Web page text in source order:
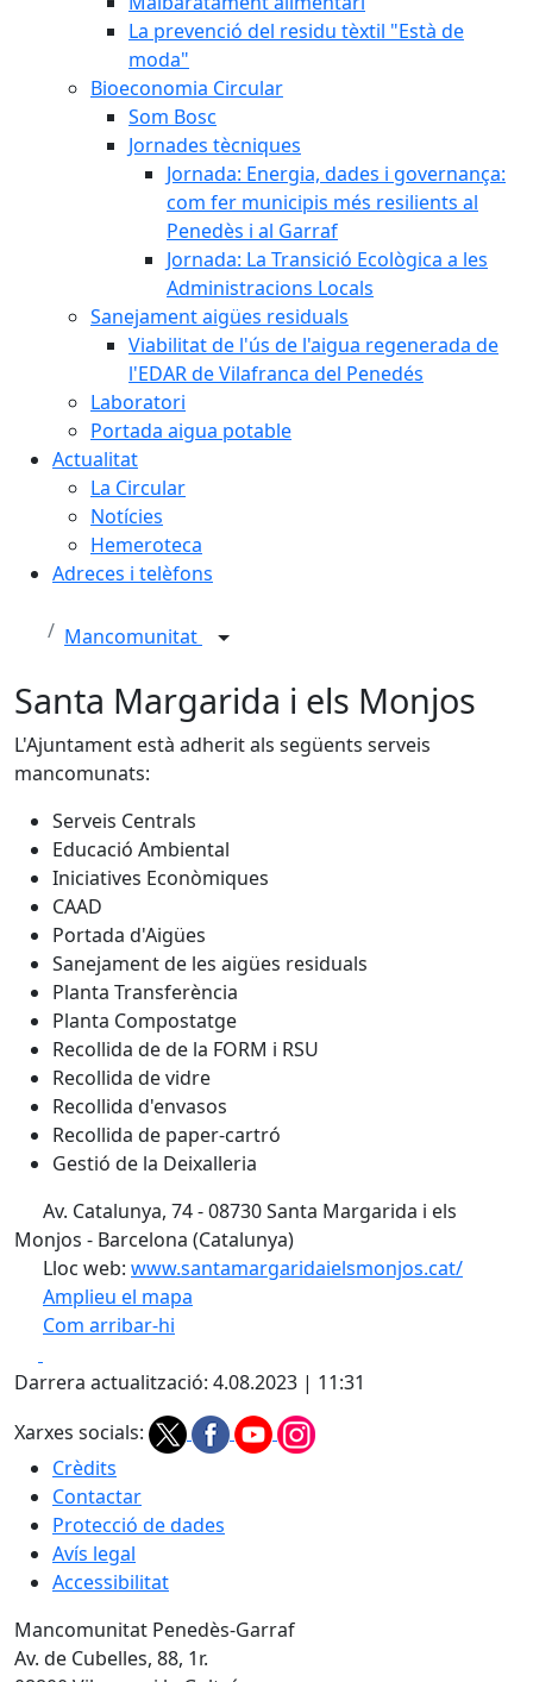
La prevenció del residu tèxtil "Està de
moda"
Bioeconomia Circular
Som Bosc
Jornades tècniques
Jornada: Energia, dades i governança:
com fer municipis més resilients al
Penedès i al Garraf
Jornada: La Transició Ecològica a les
Administracions Locals
Sanejament aigües residuals
Viabilitat de l'ús de l'aigua regenerada de
l'EDAR de Vilafranca del Penedés
Laboratori
Portada aigua potable
Actualitat
La Circular
Notícies
Hemeroteca
Adreces i telèfons
Mancomunitat
Santa Margarida i els Monjos
L'Ajuntament està adherit als següents serveis
mancomunats:
Serveis Centrals
Educació Ambiental
Iniciatives Econòmiques
CAAD
Portada d'Aigües
Sanejament de les aigües residuals
Planta Transferència
Planta Compostatge
Recollida de de la FORM i RSU
Recollida de vidre
Recollida d'envasos
Recollida de paper-cartró
Gestió de la Deixalleria
Av. Catalunya, 74 - 08730 Santa Margarida i els
Monjos - Barcelona (Catalunya)
Lloc web: www.santamargaridaielsmonjos.cat/
Amplieu el mapa
Com arribar-hi
+
Darrera actualització: 4.08.2023 | 11:31
Xarxes socials:
Crèdits
Contactar
Protecció de dades
Avís legal
Accessibilitat
Mancomunitat Penedès-Garraf
Av. de Cubelles, 88, 1r.